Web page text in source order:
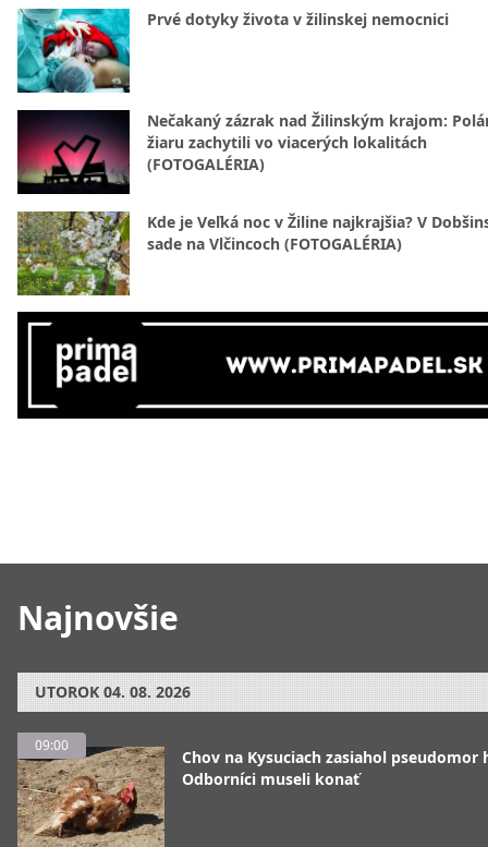
Najnovšie
UTOROK 04. 08. 2026
09:00
Chov na Kysuciach zasiahol pseudomor
Odborníci museli konať
Prvé dotyky života v žilinskej nemocnici
Nečakaný zázrak nad Žilinským krajom:
žiaru zachytili vo viacerých lokalitách
(FOTOGALÉRIA)
Kde je Veľká noc v Žiline najkrajšia? V
sade na Vlčincoch (FOTOGALÉRIA)